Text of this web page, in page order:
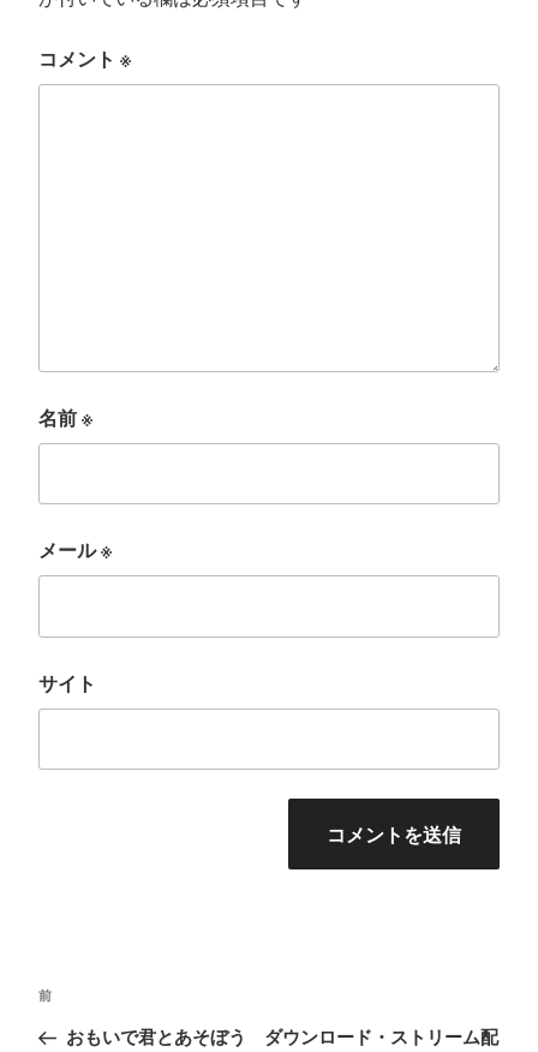
コメント ※
名前※
メール※
サイト
投
前
の
前
おもいで君とあそぼう ダウンロード・ストリーム配